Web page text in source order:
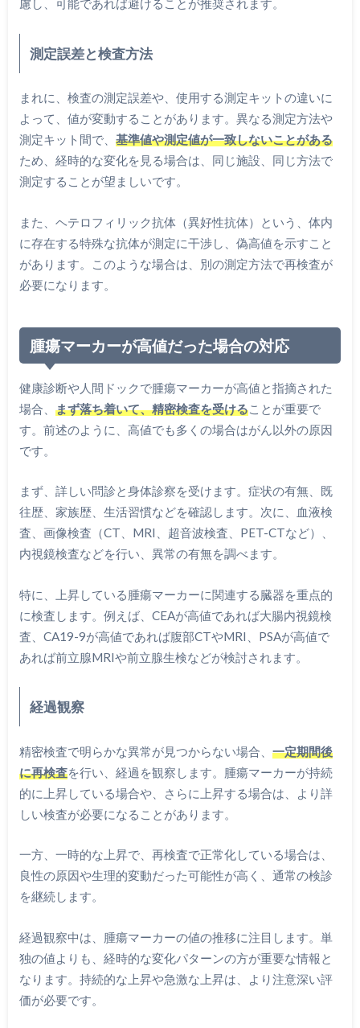
慮し、可能であれば避けることが推奨されます。
測定誤差と検査方法
まれに、検査の測定誤差や、使用する測定キットの違いに
よって、値が変動することがあります。異なる測定方法や
測定キット間で、 基準値や測定値が一致しないことがある
ため、経時的な変化を見る場合は、同じ施設、同じ方法で
測定することが望ましいです。
また、ヘテロフィリック抗体（異好性抗体）という、体内
に存在する特殊な抗体が測定に干渉し、偽高値を示すこと
があります。このような場合は、別の測定方法で再検査が
必要になります。
腫瘍マーカーが高値だった場合の対応
健康診断や人間ドックで腫瘍マーカーが高値と指摘された
場合、 まず落ち着いて、精密検査を受けることが重要で
す。前述のように、高値でも多くの場合はがん以外の原因
です。
まず、詳しい問診と身体診察を受けます。症状の有無、既
往歴、家族歴、生活習慣などを確認します。次に、血液検
査、画像検査（CT、MRI、超音波検査、PET-CTなど）、
内視鏡検査などを行い、異常の有無を調べます。
特に、上昇している腫瘍マーカーに関連する臓器を重点的
に検査します。例えば、CEAが高値であれば大腸内視鏡検
査、CA19-9が高値であれば腹部CTやMRI、PSAが高値で
あれば前立腺MRIや前立腺生検などが検討されます。
経過観察
精密検査で明らかな異常が見つからない場合、 一定期間後
に再検査を行い、経過を観察します。腫瘍マーカーが持続
的に上昇している場合や、さらに上昇する場合は、より詳
しい検査が必要になることがあります。
一方、一時的な上昇で、再検査で正常化している場合は、
良性の原因や生理的変動だった可能性が高く、通常の検診
を継続します。
経過観察中は、腫瘍マーカーの値の推移に注目します。単
独の値よりも、経時的な変化パターンの方が重要な情報と
なります。持続的な上昇や急激な上昇は、より注意深い評
価が必要です。